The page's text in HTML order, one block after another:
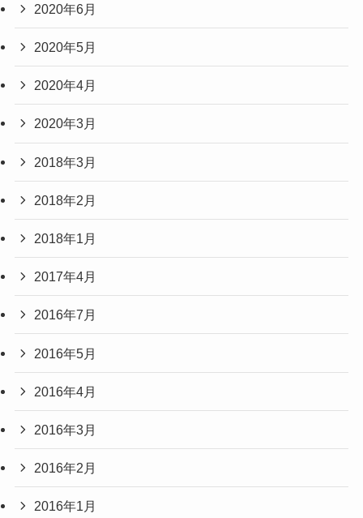
2020年6月
2020年5月
2020年4月
2020年3月
2018年3月
2018年2月
2018年1月
2017年4月
2016年7月
2016年5月
2016年4月
2016年3月
2016年2月
2016年1月